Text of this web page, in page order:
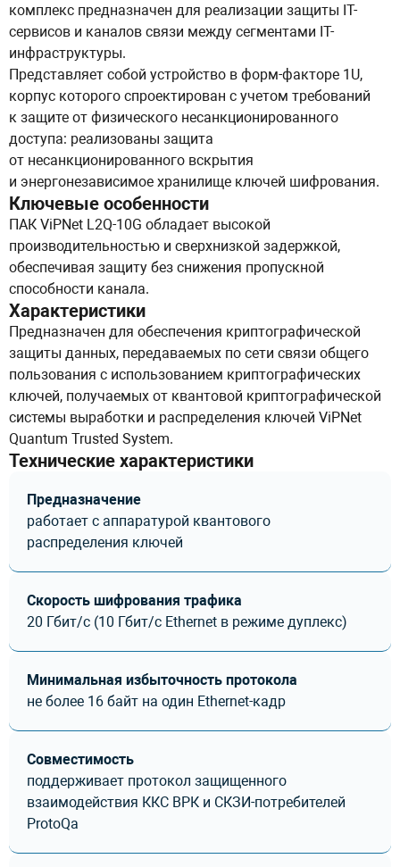
комплекс предназначен для реализации защиты IT-
сервисов и каналов связи между сегментами IT-
инфраструктуры.
Представляет собой устройство в форм-факторе 1U,
корпус которого спроектирован с учетом требований
к защите от физического несанкционированного
доступа: реализованы защита
от несанкционированного вскрытия
и энергонезависимое хранилище ключей шифрования.
Ключевые особенности
ПАК ViPNet L2Q-10G обладает высокой
производительностью и сверхнизкой задержкой,
обеспечивая защиту без снижения пропускной
способности канала.
Характеристики
Предназначен для обеспечения криптографической
защиты данных, передаваемых по сети связи общего
пользования с использованием криптографических
ключей, получаемых от квантовой криптографической
системы выработки и распределения ключей ViPNet
Quantum Trusted System.
Технические характеристики
Предназначение
работает с аппаратурой квантового
распределения ключей
Скорость шифрования трафика
20 Гбит/с (10 Гбит/с Ethernet в режиме дуплекс)
Минимальная избыточность протокола
не более 16 байт на один Ethernet-кадр
Совместимость
поддерживает протокол защищенного
взаимодействия ККС ВРК и СКЗИ-потребителей
ProtoQa